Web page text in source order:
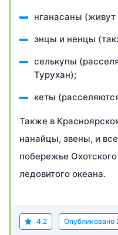
нганасаны
энцы и ненцы
селькупы
Турухан);
кеты
Также в
нанайцы, эвены, и
побережье
ледовитого океана.
4.2 Опубликовано